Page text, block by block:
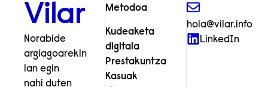
Vilar
Norabide
argiagoarekin
lan egin
nahi duten
Metodoa
Kudeaketa
digitala
Prestakuntza
Kasuak
hola@vilar.info
LinkedIn